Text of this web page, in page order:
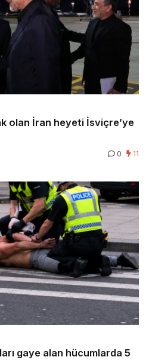
olan İran heyeti İsviçre’ye
0 11
gaye alan hücumlarda 5